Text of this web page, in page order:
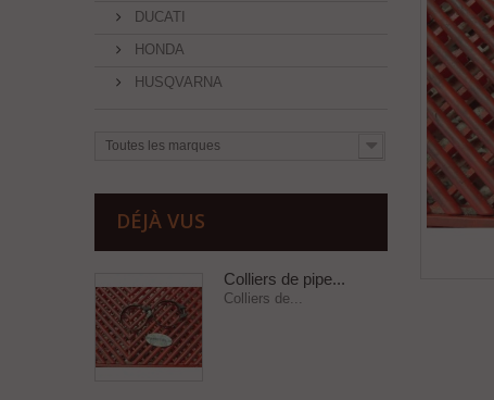
DUCATI
HONDA
HUSQVARNA
Toutes les marques
DÉJÀ VUS
Colliers de pipe...
Colliers de...